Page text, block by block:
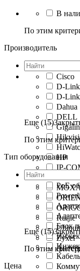
В
По этим
Производитель
Cisco
D-Link
D-
Dahua
DELL
HP
IP-
Ruijie
Zyxel
Еще (15)
По этим
Тип оборудования
PoE
Блок
Кабель
Еще (15)
По этим
Цена